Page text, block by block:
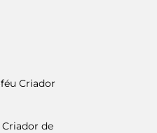
Criador
de